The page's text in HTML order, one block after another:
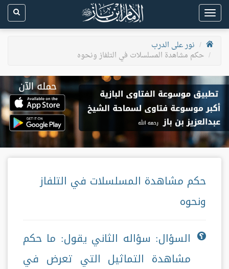
Toggle
navigation
نور على الدرب
حكم مشاهدة المسلسلات في التلفاز ونحوه
حكم مشاهدة المسلسلات في التلفاز
ونحوه
السؤال: سؤاله الثاني يقول: ما حكم
مشاهدة التماثيل التي تعرض في